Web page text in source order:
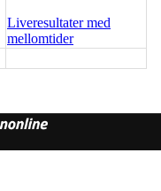
Liveresultater med
mellomtider